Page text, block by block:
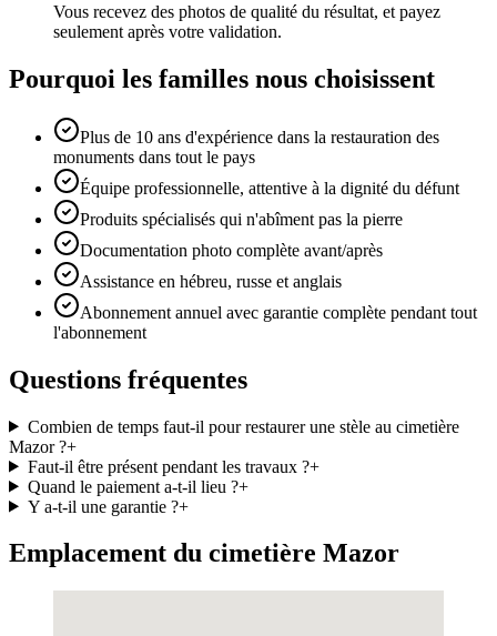
Vous recevez des photos de qualité du résultat, et payez
seulement après votre validation.
Pourquoi les familles nous choisissent
Plus de 10 ans d'expérience dans la restauration des
monuments dans tout le pays
Équipe professionnelle, attentive à la dignité du défunt
Produits spécialisés qui n'abîment pas la pierre
Documentation photo complète avant/après
Assistance en hébreu, russe et anglais
Abonnement annuel avec garantie complète pendant tout
l'abonnement
Questions fréquentes
Combien de temps faut-il pour restaurer une stèle au cimetière
Mazor ?+
Faut-il être présent pendant les travaux ?+
Quand le paiement a-t-il lieu ?+
Y a-t-il une garantie ?+
Emplacement du cimetière Mazor